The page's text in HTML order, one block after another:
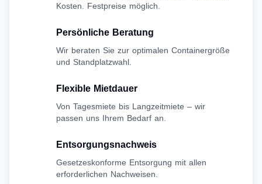
Kosten. Festpreise möglich.
Persönliche Beratung
Wir beraten Sie zur optimalen Containergröße
und Standplatzwahl.
Flexible Mietdauer
Von Tagesmiete bis Langzeitmiete – wir
passen uns Ihrem Bedarf an.
Entsorgungsnachweis
Gesetzeskonforme Entsorgung mit allen
erforderlichen Nachweisen.